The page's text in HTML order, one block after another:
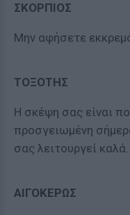
ΣΚΟΡΠΙΟΣ
Μην αφήσετε
ΤΟΞΟΤΗΣ
Η σκέψη σας είναι
προσγειωμένη
σας λειτουργεί καλά.
ΑΙΓΟΚΕΡΩΣ